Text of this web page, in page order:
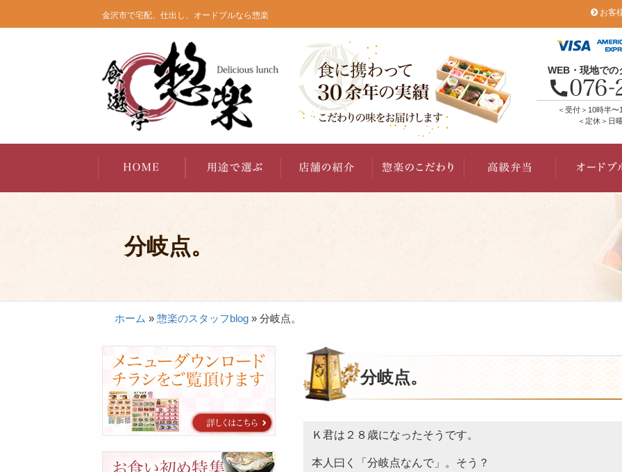
ッ
金沢市で宅配、仕出し、オードブルなら惣楽 お客
WEB・現地での
＜受付＞10時半
＜定休＞日
分岐点。
ホーム » 惣楽のスタッフblog » 分岐点。
分岐点。
Ｋ君は２８歳になったそうです。
本人曰く「分岐点なんで」。そう？
カ
ロ
グ